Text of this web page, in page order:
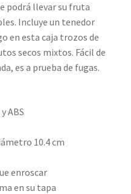
podrá llevar su fruta
Incluye un tenedor
en esta caja trozos de
secos mixtos. Fácil de
es a prueba de fugas.
ABS
10.4 cm
enroscar
en su tapa